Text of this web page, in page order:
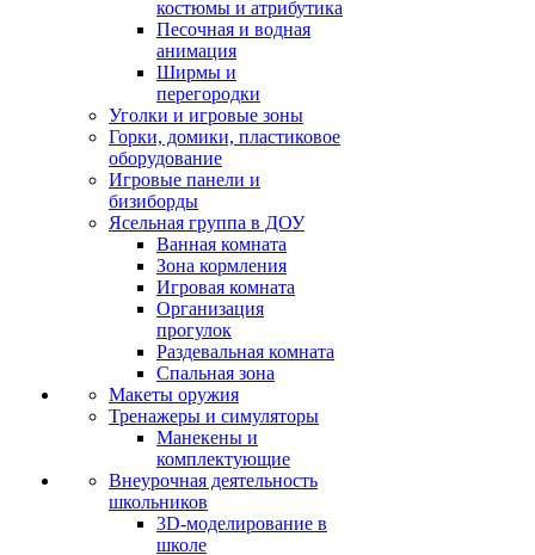
костюмы и атрибутика
Песочная и водная
анимация
Ширмы и
перегородки
Уголки и игровые зоны
Горки, домики, пластиковое
оборудование
Игровые панели и
бизиборды
Ясельная группа в ДОУ
Ванная комната
Зона кормления
Игровая комната
Организация
прогулок
Раздевальная комната
Спальная зона
Макеты оружия
Тренажеры и симуляторы
Манекены и
комплектующие
Внеурочная деятельность
школьников
3D-моделирование в
школе